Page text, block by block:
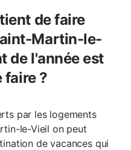
de faire
Martin-le-
de l'année est
faire ?
par les logements
le-Vieil on peut
de vacances qui